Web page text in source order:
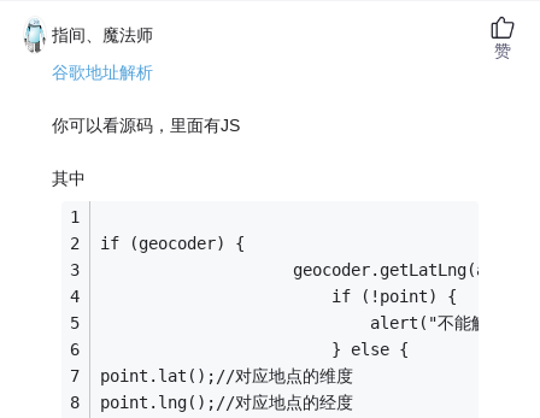
指间、魔法师
谷歌地址解析
你可以看源码，里面有JS
其中
if (geocoder) {
                        if (!point) {
alert("不能解析:
                        } else {
point.lat();//对应地点的维度
point.lng();//对应地点的经度
赞